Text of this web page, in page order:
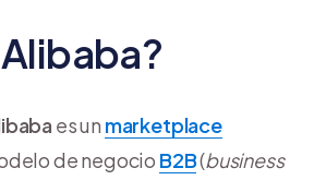
es un marketplace
de negocio B2B(business